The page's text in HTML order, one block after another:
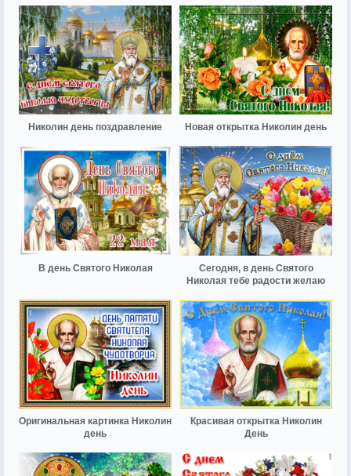
Николин день поздравление Новая открытка Николин день
В день Святого Николая
Сегодня, в день Святого
Николая тебе радости желаю
Оригинальная картинка Николин
день
Красивая открытка Николин
День